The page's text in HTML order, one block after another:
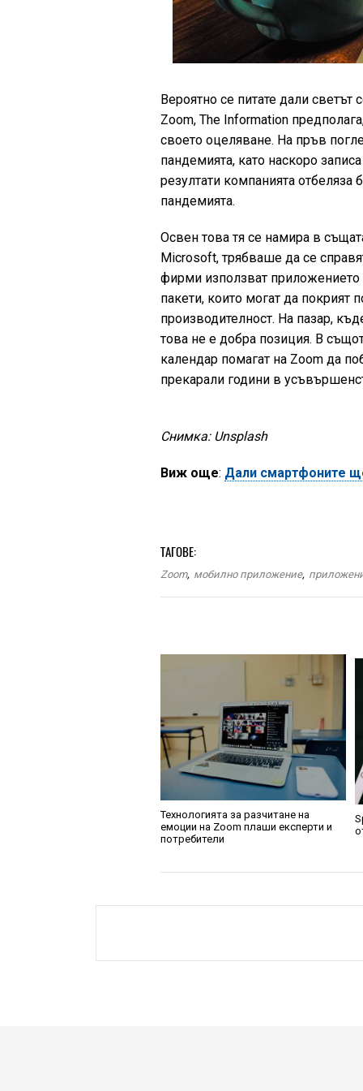
Вероятно се питате дали светът
Zoom, The Information
своето оцеляване. На пръв
пандемията, като наскоро
резултати компанията отбеляза
пандемията.
Освен това тя се намира в
Microsoft, трябваше да се
фирми използват приложението
пакети, които могат да покрият
производителност. На пазар,
това не е добра позиция. В
календар помагат на Zoom да
прекарали години в
Снимка: Unsplash
Виж още: Дали смартфоните
ТАГОВЕ:
Zoom, мобилно приложение,
Технологията за разчитане на
емоции на Zoom плаши експерти и
потребители